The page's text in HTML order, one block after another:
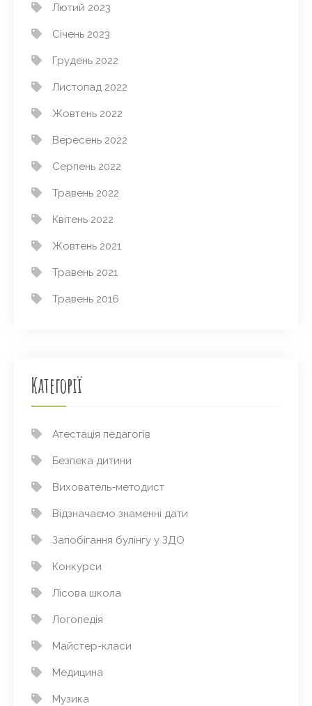
Лютий 2023
Січень 2023
Грудень 2022
Листопад 2022
Жовтень 2022
Вересень 2022
Серпень 2022
Травень 2022
Квітень 2022
Жовтень 2021
Травень 2021
Травень 2016
Категорії
Атестація педагогів
Безпека дитини
Вихователь-методист
Відзначаємо знаменні дати
Запобігання булінгу у ЗДО
Конкурси
Лісова школа
Логопедія
Майстер-класи
Медицина
Музика